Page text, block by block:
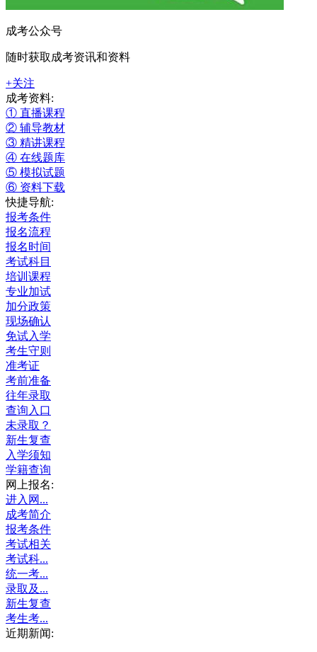
成考公众号
随时获取成考资讯和资料
+关注
成考资料:
① 直播课程
② 辅导教材
③ 精讲课程
④ 在线题库
⑤ 模拟试题
⑥ 资料下载
快捷导航:
报考条件
报名流程
报名时间
考试科目
培训课程
专业加试
加分政策
现场确认
免试入学
考生守则
准考证
考前准备
往年录取
查询入口
未录取？
新生复查
入学须知
学籍查询
网上报名:
进入网...
成考简介
报考条件
考试相关
考试科...
统一考...
录取及...
新生复查
考生考...
近期新闻: